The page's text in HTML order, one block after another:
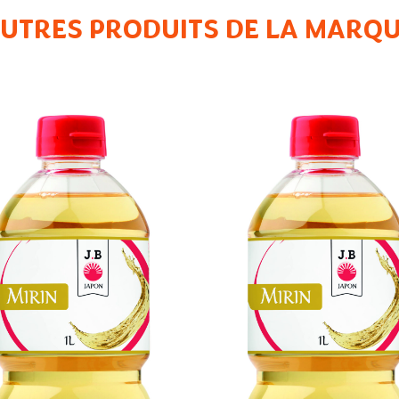
PRODUITS DE LA